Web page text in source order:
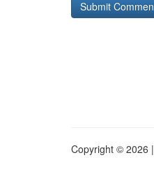
Copyright © 2026 |